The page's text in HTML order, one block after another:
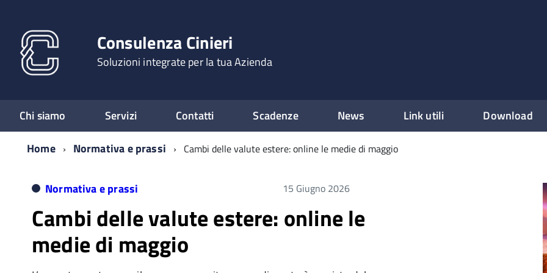
Consulenza Cinieri
Soluzioni integrate per la tua Azienda
Chi siamo Servizi Contatti Scadenze News Link utili Download
Home
Normativa e prassi Cambi delle valute estere: online le medie di maggio
Normativa e prassi 15 Giugno 2026
Cambi delle valute estere: online le
medie di maggio